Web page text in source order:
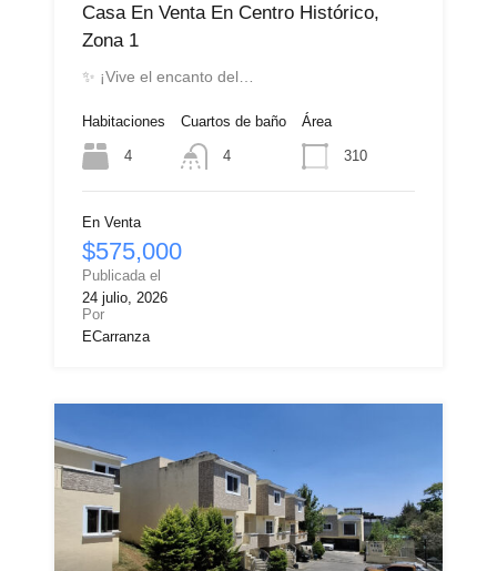
Casa En Venta En Centro Histórico,
Zona 1
✨ ¡Vive el encanto del…
Habitaciones
4
Cuartos de baño
4
Área
310
En Venta
$575,000
Publicada el
24 julio, 2026
Por
ECarranza